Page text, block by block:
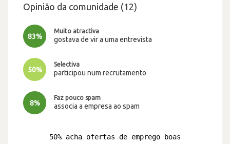
Opinião da comunidade (12)
83%
Muito atractiva
gostava de vir a uma entrevista
50%
Selectiva
participou num recrutamento
8%
Faz pouco spam
associa a empresa ao spam